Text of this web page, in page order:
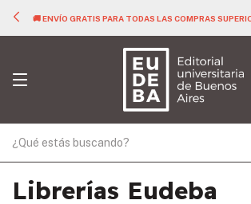
🚚 ENVÍO GRATIS PARA TODAS LAS COMPRAS
Librerías Eudeba